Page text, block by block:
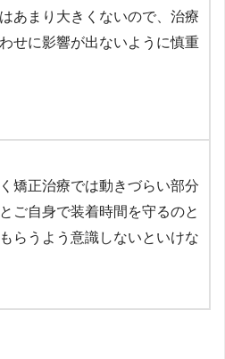
あまり大きくないので、治療
せに影響が出ないように慎重
矯正治療では動きづらい部分
ご自身で装着時間を守るのと
らうよう意識しないといけな